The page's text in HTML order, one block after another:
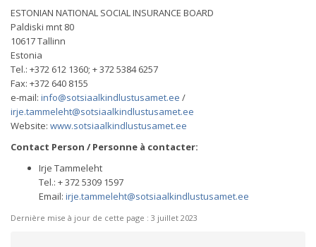
ESTONIAN NATIONAL SOCIAL INSURANCE BOARD
Paldiski mnt 80
10617 Tallinn
Estonia
Tel.: +372 612 1360; + 372 5384 6257
Fax: +372 640 8155
e-mail: info@sotsiaalkindlustusamet.ee /
irje.tammeleht@sotsiaalkindlustusamet.ee
Website: www.sotsiaalkindlustusamet.ee
Contact Person / Personne à contacter:
Irje Tammeleht
Tel.: + 372 5309 1597
Email: irje.tammeleht@sotsiaalkindlustusamet.ee
Dernière mise à jour de cette page : 3 juillet 2023